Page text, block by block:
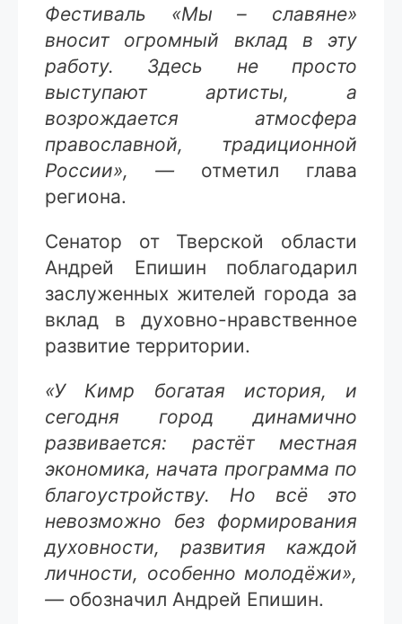
Фестиваль «Мы – славяне»
вносит огромный вклад в эту
работу. Здесь не просто
выступают артисты, а
возрождается атмосфера
православной, традиционной
России», —отметил глава
региона.
Сенатор от Тверской области
Андрей Епишин поблагодарил
заслуженных жителей города за
вклад в духовно-нравственное
развитие территории.
«У Кимр богатая история, и
сегодня город динамично
развивается: растёт местная
экономика, начата программа по
благоустройству. Но всё это
невозможно без формирования
духовности, развития каждой
личности, особенно молодёжи»,
—обозначил Андрей Епишин.